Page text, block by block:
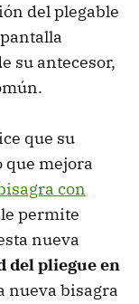
del plegable
su antecesor,
que su
que mejora
con
permite
nueva
del pliegue en
nueva bisagra